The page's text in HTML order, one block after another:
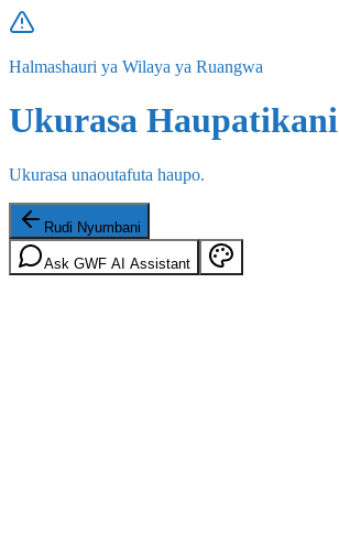
Halmashauri ya Wilaya ya Ruangwa
Ukurasa Haupatikani
Ukurasa unaoutafuta haupo.
Rudi Nyumbani
Ask GWF AI Assistant